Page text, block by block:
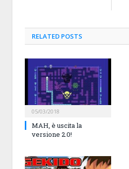
RELATED POSTS
05/03/2018
MAH, è uscita la
versione 2.0!